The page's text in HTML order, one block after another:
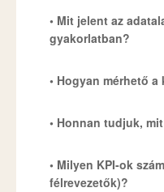
• Mit jelent az
gyakorlatban?
• Hogyan mérhető
• Honnan tudjuk,
• Milyen KPI-ok
félrevezetők)?